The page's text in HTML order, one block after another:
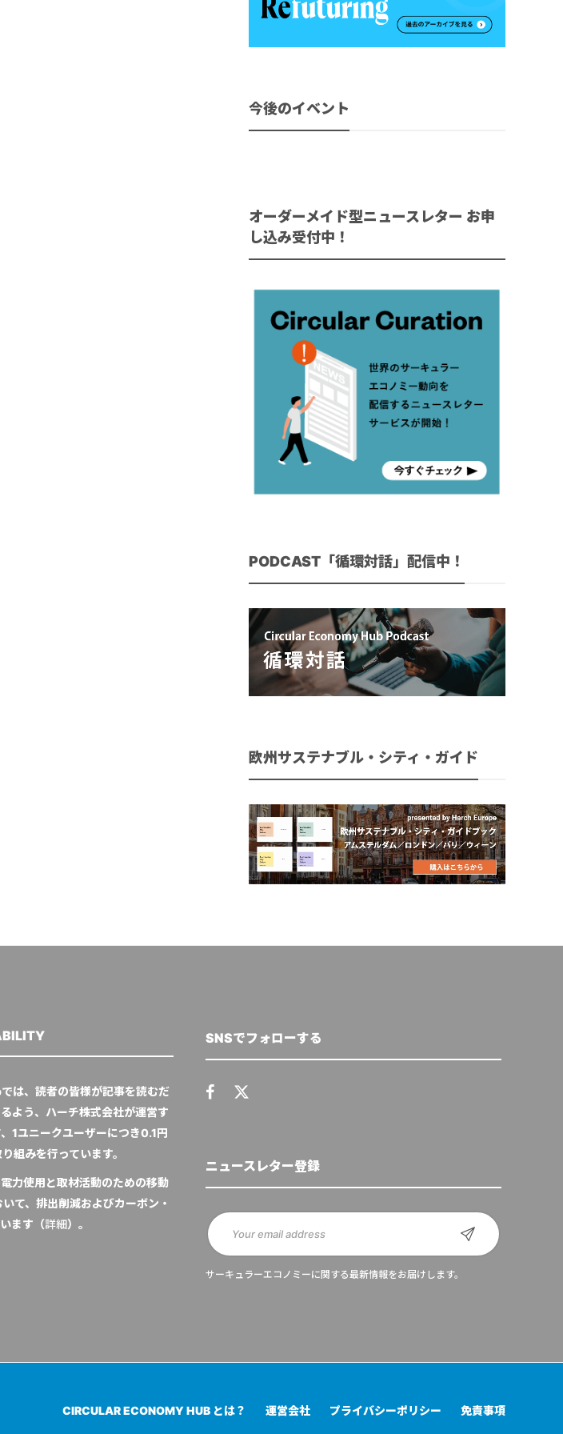
今後のイベント
オーダーメイド型ニュースレター お申
し込み受付中！
PODCAST「循環対話」配信中！
欧州サステナブル・シティ・ガイド
は、読者の皆様が記事を読むだ
よう、ハーチ株式会社が運営す
1ユニークユーザーにつき0.1円
組みを行っています。
力使用と取材活動のための移動
て、排出削減およびカーボン・
ます（詳細）。
SNSでフォローする
ニュースレター登録
サーキュラーエコノミーに関する最新情報をお届けします。
CIRCULAR ECONOMY HUB とは？ 運営会社 プライバシーポリシー 免責事項